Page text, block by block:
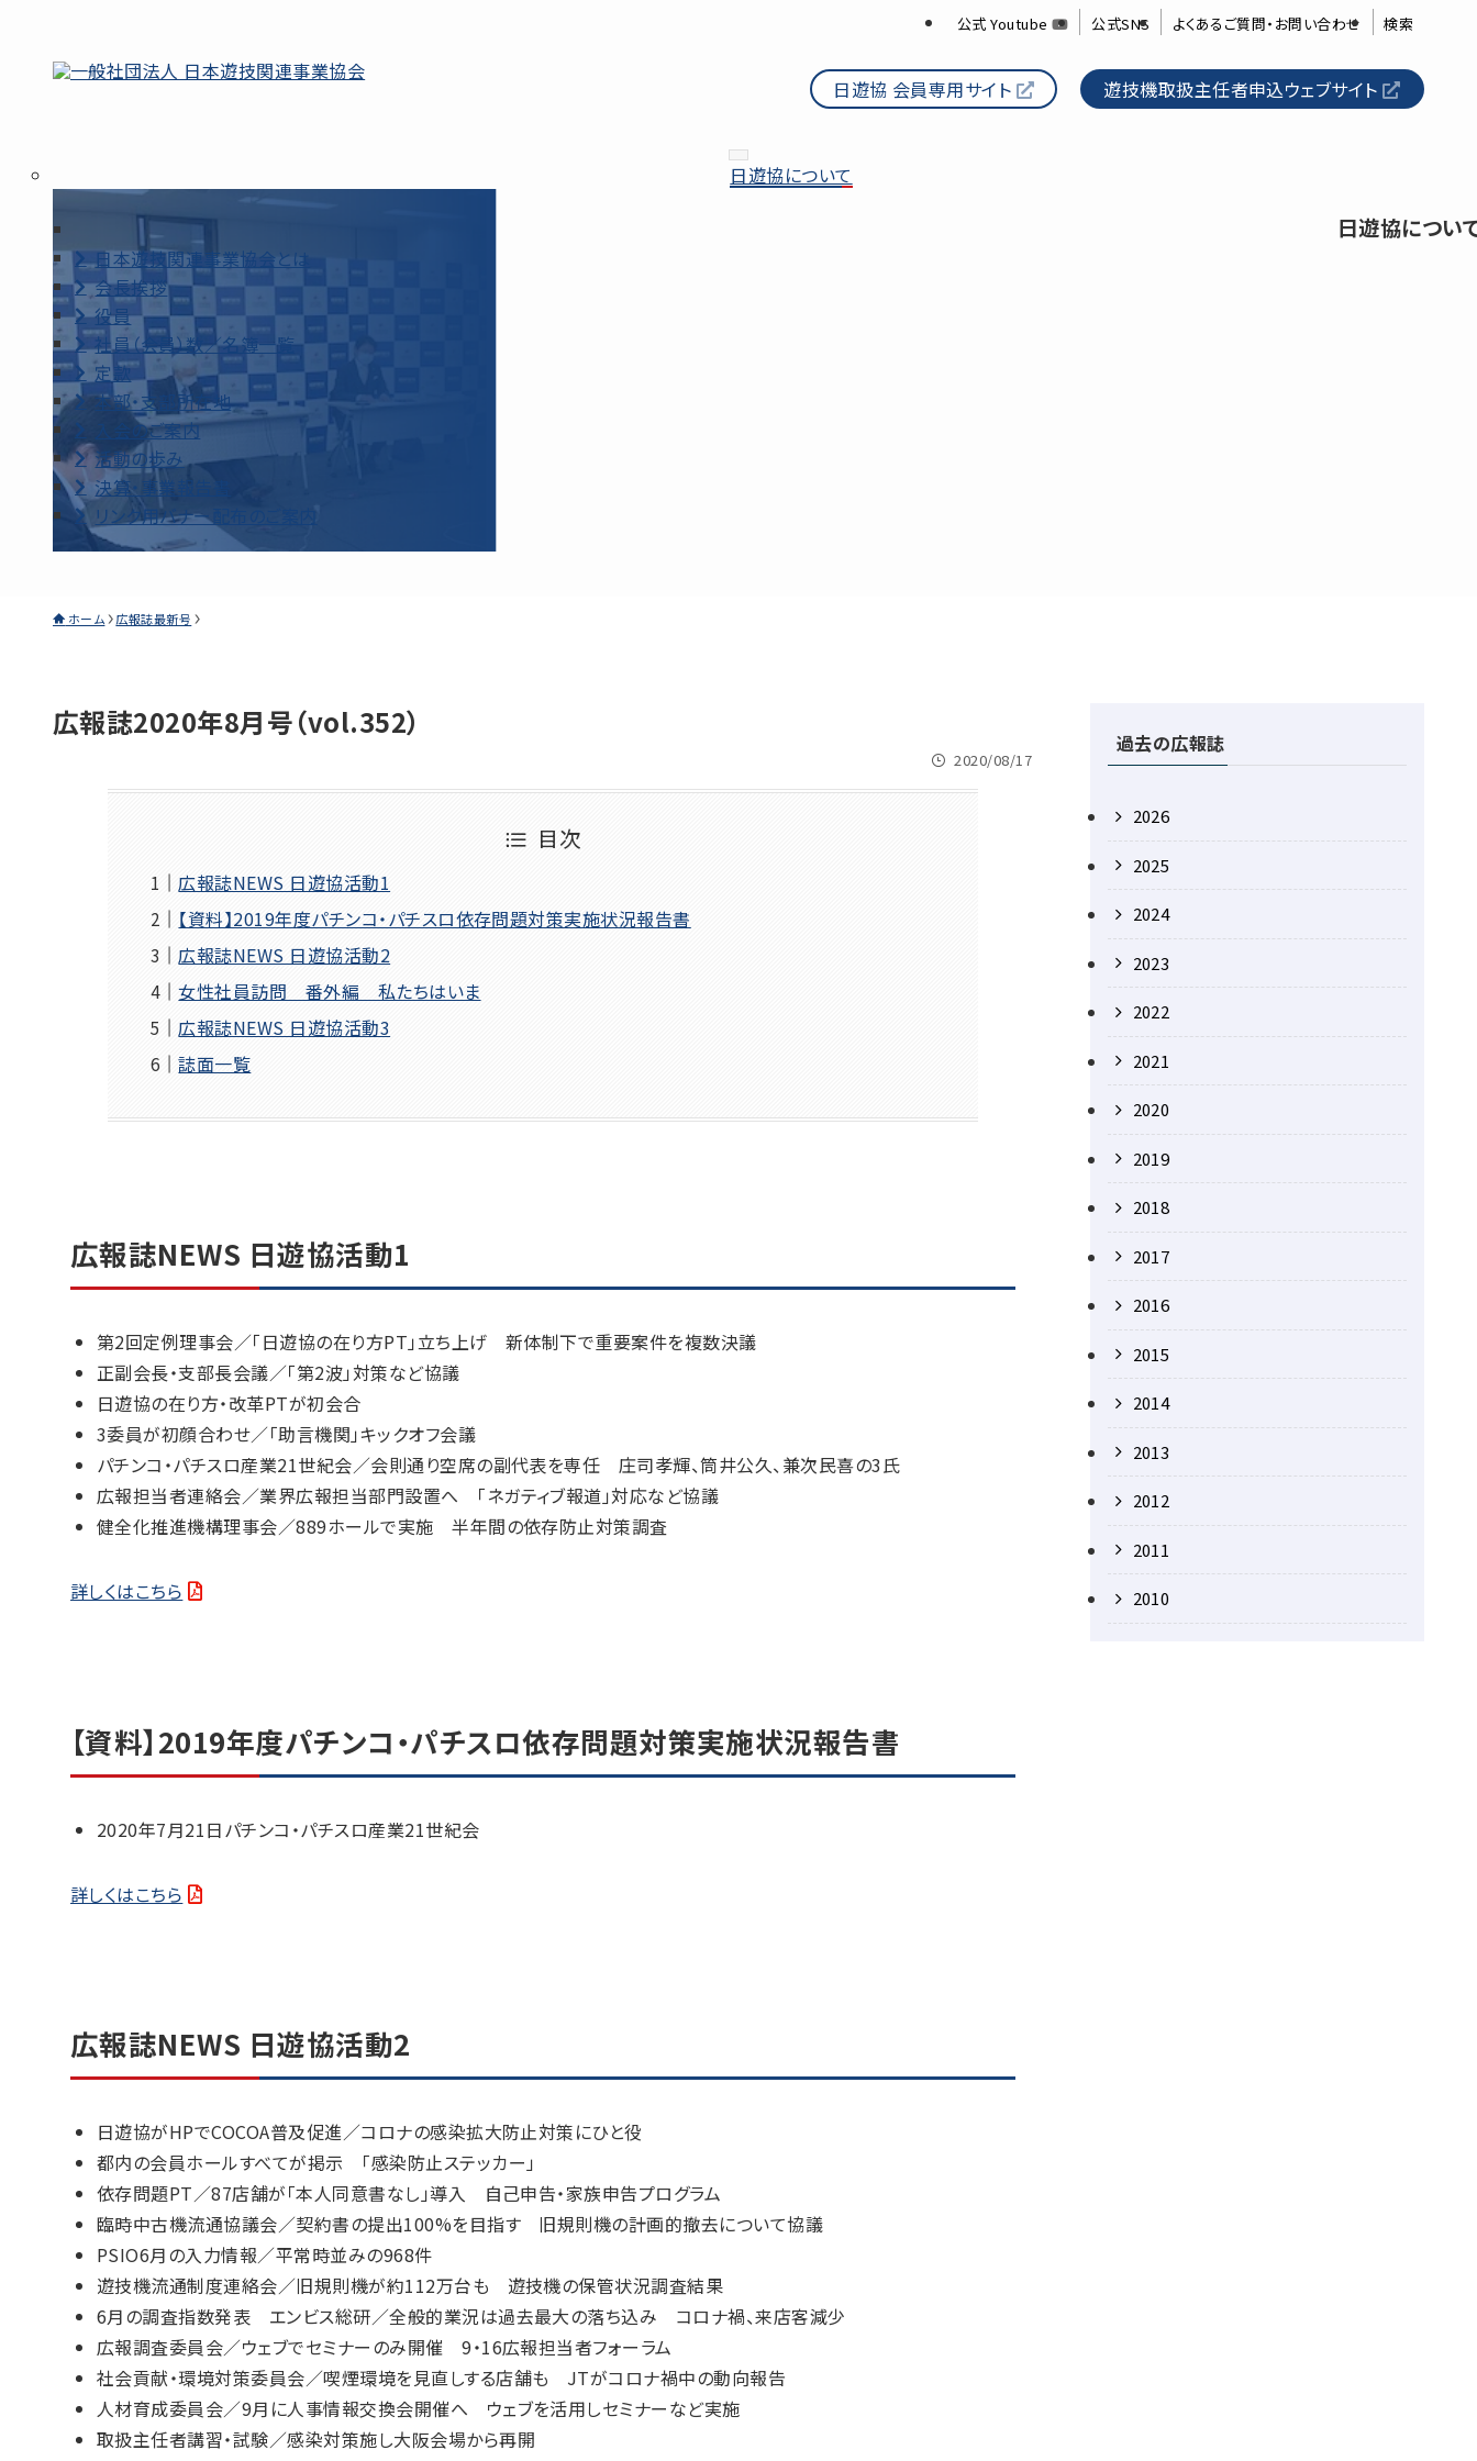
公式 Youtube 公式SNS よくあるご質問・お問い合わせ 検索
日遊協 会員専用サイト 遊技機取扱主任者申込ウェブサイト
日遊協について
日遊協につい
日本遊技関連事業協会とは
会長挨拶
役員
社員（会員）数／名簿一覧
定款
本部・支部所在地
入会のご案内
活動の歩み
決算・事業報告書
リンク用バナー配布のご案内
ホーム 広報誌最新号
広報誌2020年8月号（vol.352）
2020/08/17
目次
広報誌NEWS 日遊協活動1
【資料】2019年度パチンコ・パチスロ依存問題対策実施状況報告書
広報誌NEWS 日遊協活動2
女性社員訪問 番外編 私たちはいま
広報誌NEWS 日遊協活動3
誌面一覧
広報誌NEWS 日遊協活動1
第2回定例理事会／「日遊協の在り方PT」立ち上げ 新体制下で重要案件を複数決議
正副会長・支部長会議／「第2波」対策など協議
日遊協の在り方・改革PTが初会合
3委員が初顔合わせ／「助言機関」キックオフ会議
パチンコ・パチスロ産業21世紀会／会則通り空席の副代表を専任 庄司孝輝、筒井公久、兼次民喜の3氏
広報担当者連絡会／業界広報担当部門設置へ 「ネガティブ報道」対応など協議
健全化推進機構理事会／889ホールで実施 半年間の依存防止対策調査
詳しくはこちら
【資料】2019年度パチンコ・パチスロ依存問題対策実施状況報告書
2020年7月21日パチンコ・パチスロ産業21世紀会
詳しくはこちら
広報誌NEWS 日遊協活動2
日遊協がHPでCOCOA普及促進／コロナの感染拡大防止対策にひと役
都内の会員ホールすべてが掲示 「感染防止ステッカー」
依存問題PT／87店舗が「本人同意書なし」導入 自己申告・家族申告プログラム
臨時中古機流通協議会／契約書の提出100%を目指す 旧規則機の計画的撤去について協議
PSIO6月の入力情報／平常時並みの968件
遊技機流通制度連絡会／旧規則機が約112万台も 遊技機の保管状況調査結果
6月の調査指数発表 エンビス総研／全般的業況は過去最大の落ち込み コロナ禍、来店客減少
広報調査委員会／ウェブでセミナーのみ開催 9・16広報担当者フォーラム
社会貢献・環境対策委員会／喫煙環境を見直しする店舗も JTがコロナ禍中の動向報告
人材育成委員会／9月に人事情報交換会開催へ ウェブを活用しセミナーなど実施
取扱主任者講習・試験／感染対策施し大阪会場から再開
過去の広報誌
2026
2025
2024
2023
2022
2021
2020
2019
2018
2017
2016
2015
2014
2013
2012
2011
2010